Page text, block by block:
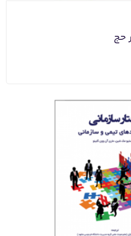
حج